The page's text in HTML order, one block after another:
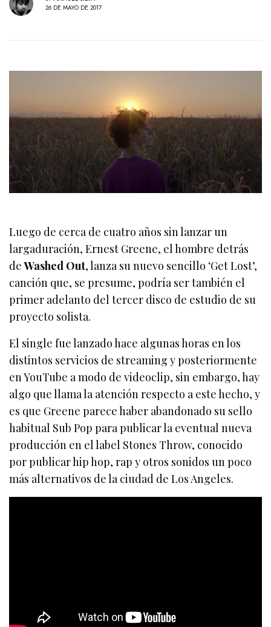
26 DE MAYO DE 2017
Luego de cerca de cuatro años sin lanzar un
largaduración, Ernest Greene, el hombre detrás
deWashed Out, lanza su nuevo sencillo ‘Get Lost’,
canción que, se presume, podría ser también el
primer adelanto del tercer disco de estudio de su
proyecto solista.
El single fue lanzado hace algunas horas en los
distintos servicios de streaming y posteriormente
en YouTube a modo de videoclip, sin embargo, hay
algo que llama la atención respecto a este hecho, y
es que Greene parece haber abandonado su sello
habitual Sub Pop para publicar la eventual nueva
producción en el label Stones Throw, conocido
por publicar hip hop, rap y otros sonidos un poco
más alternativos de la ciudad de Los Angeles.